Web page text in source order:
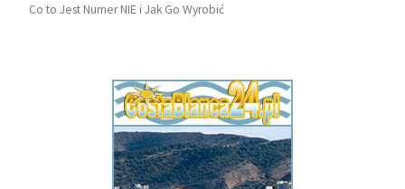
Co to Jest Numer NIE i Jak Go Wyrobić